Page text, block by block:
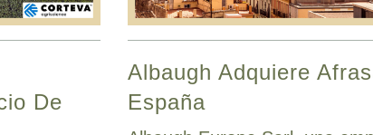
De
Albaugh Adquiere
España